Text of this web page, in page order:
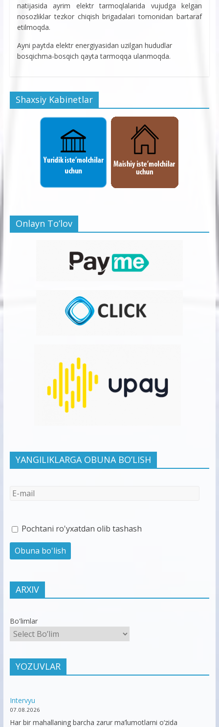
natijasida ayrim elektr tarmoqlalarida vujudga kelgan
nosozliklar tezkor chiqish brigadalari tomonidan bartaraf
etilmoqda.
Ayni paytda elektr energiyasidan uzilgan hududlar
bosqichma-bosqich qayta tarmoqqa ulanmoqda.
Shaxsiy Kabinetlar
Onlayn To’lov
YANGILIKLARGA OBUNA BO’LISH
Pochtani ro'yxatdan olib tashash
ARXIV
Bo'limlar
YOZUVLAR
Intervyu
07.08.2026
Har bir mahallaning barcha zarur ma’lumotlarni o‘zida